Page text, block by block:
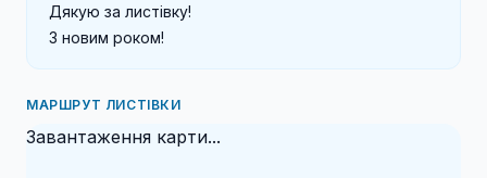
Дякую за листівку!
З новим роком!
МАРШРУТ ЛИСТІВКИ
Завантаження карти...